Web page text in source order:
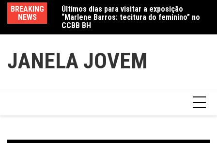
conteúdo
BREAKING
NEWS
marcam
Últimos dias para visitar a exposição
“Marlene Barros: tecitura do feminino” no
CCBB BH
JANELA JOVEM